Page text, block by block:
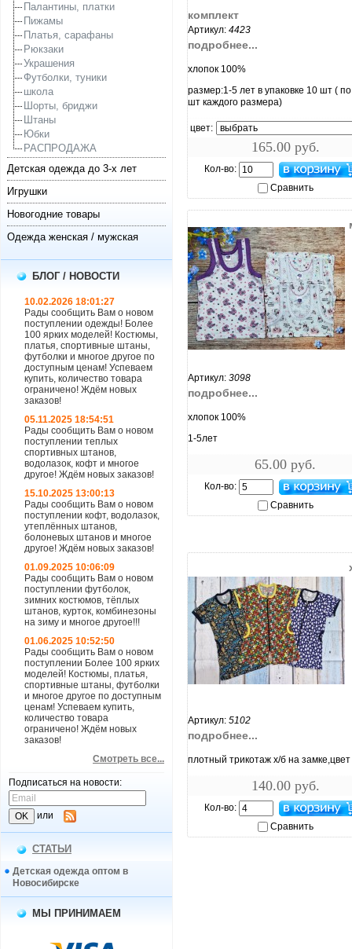
Палантины, платки
Пижамы
Платья, сарафаны
Рюкзаки
Украшения
Футболки, туники
школа
Шорты, бриджи
Штаны
Юбки
РАСПРОДАЖА
Детская одежда до 3-х лет
Игрушки
Новогодние товары
Одежда женская / мужская
БЛОГ / НОВОСТИ
10.02.2026 18:01:27
Рады сообщить Вам о новом
поступлении одежды! Более
100 ярких моделей! Костюмы,
платья, спортивные штаны,
футболки и многое другое по
доступным ценам! Успеваем
купить, количество товара
ограничено! Ждём новых
заказов!
05.11.2025 18:54:51
Рады сообщить Вам о новом
поступлении теплых
спортивных штанов,
водолазок, кофт и многое
другое! Ждём новых заказов!
15.10.2025 13:00:13
Рады сообщить Вам о новом
поступлении кофт, водолазок,
утеплённых штанов,
болоневых штанов и многое
другое! Ждём новых заказов!
01.09.2025 10:06:09
Рады сообщить Вам о новом
поступлении футболок,
зимних костюмов, тёплых
штанов, курток, комбинезоны
на зиму и многое другое!!!
01.06.2025 10:52:50
Рады сообщить Вам о новом
поступлении Более 100 ярких
моделей! Костюмы, платья,
спортивные штаны, футболки
и многое другое по доступным
ценам! Успеваем купить,
количество товара
ограничено! Ждём новых
заказов!
Смотреть все...
Подписаться на новости:
или
СТАТЬИ
Детская одежда оптом в
Новосибирске
МЫ ПРИНИМАЕМ
комплект
Артикул: 4423
подробнее...
хлопок 100%
размер:1-5 лет в упаковке 10 шт (
шт каждого размера)
цвет:
165.00 руб.
Кол-во:
Сравнить
Артикул: 3098
подробнее...
хлопок 100%
1-5лет
65.00 руб.
Кол-во:
Сравнить
Артикул: 5102
подробнее...
плотный трикотаж х/б на замке,цвет
140.00 руб.
Кол-во:
Сравнить